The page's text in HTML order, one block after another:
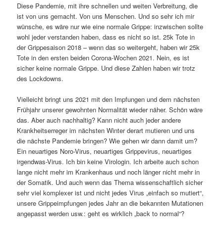
Diese Pandemie, mit ihre schnellen und weiten Verbreitung, die
ist von uns gemacht. Von uns Menschen. Und so sehr ich mir
wünsche, es wäre nur wie eine normale Grippe: inzwischen sollte
wohl jeder verstanden haben, dass es nicht so ist. 25k Tote in
der Grippesaison 2018 – wenn das so weitergeht, haben wir 25k
Tote in den ersten beiden Corona-Wochen 2021. Nein, es ist
sicher keine normale Grippe. Und diese Zahlen haben wir trotz
des Lockdowns.
Vielleicht bringt uns 2021 mit den Impfungen und dem nächsten
Frühjahr unserer gewohnten Normalität wieder näher. Schön wäre
das. Aber auch nachhaltig? Kann nicht auch jeder andere
Krankheitserreger im nächsten Winter derart mutieren und uns
die nächste Pandemie bringen? Wie gehen wir dann damit um?
Ein neuartiges Noro-Virus, neuartiges Grippevirus, neuartiges
irgendwas-Virus. Ich bin keine Virologin. Ich arbeite auch schon
lange nicht mehr im Krankenhaus und noch länger nicht mehr in
der Somatik. Und auch wenn das Thema wissenschaftlich sicher
sehr viel komplexer ist und nicht jedes Virus „einfach so mutiert“,
unsere Grippeimpfungen jedes Jahr an die bekannten Mutationen
angepasst werden usw.: geht es wirklich „back to normal“?